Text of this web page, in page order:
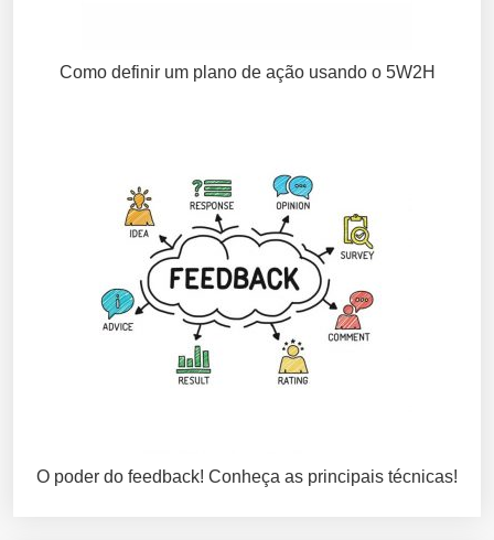
Como definir um plano de ação usando o 5W2H
O poder do feedback! Conheça as principais técnicas!